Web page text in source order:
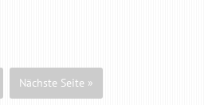
Nächste Seite »